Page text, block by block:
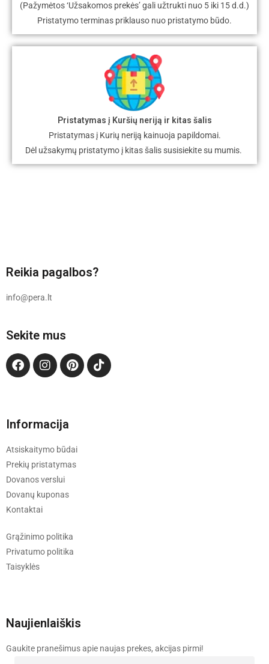
(Pažymėtos ‘Užsakomos prekės’ gali užtrukti nuo 5 iki 15 d.d.)
Pristatymo terminas priklauso nuo pristatymo būdo.
Pristatymas į Kuršių neriją ir kitas šalis
Pristatymas į Kurių neriją kainuoja papildomai.
Dėl užsakymų pristatymo į kitas šalis susisiekite su mumis.
Reikia pagalbos?
info@pera.lt
Sekite mus
Informacija
Atsiskaitymo būdai
Prekių pristatymas
Dovanos verslui
Dovanų kuponas
Kontaktai
Grąžinimo politika
Privatumo politika
Taisyklės
Naujienlaiškis
Gaukite pranešimus apie naujas prekes, akcijas pirmi!